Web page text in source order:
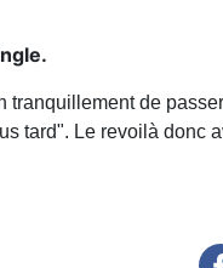
tranquillement de
tard". Le revoilà donc